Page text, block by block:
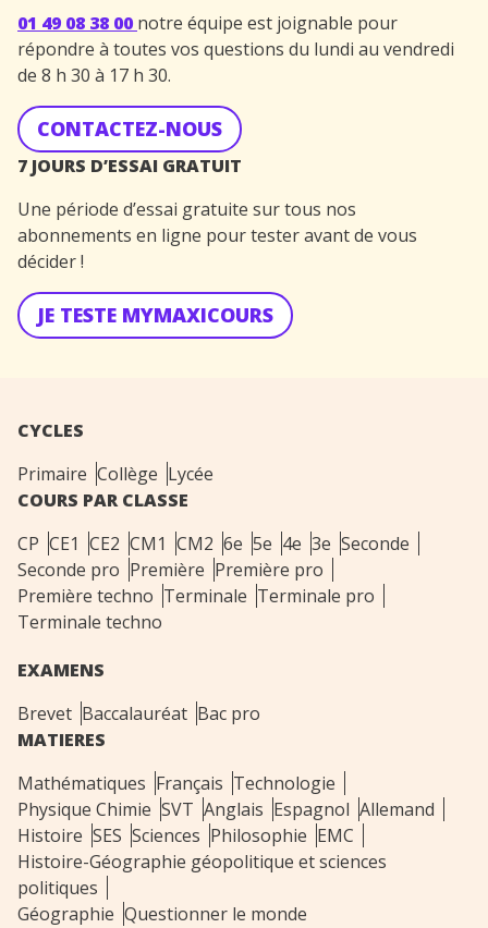
01 49 08 38 00 notre équipe est joignable pour
répondre à toutes vos questions du lundi au vendredi
de 8 h 30 à 17 h 30.
CONTACTEZ-NOUS
7 JOURS D’ESSAI GRATUIT
Une période d’essai gratuite sur tous nos
abonnements en ligne pour tester avant de vous
décider !
JE TESTE MYMAXICOURS
CYCLES
Primaire Collège Lycée
COURS PAR CLASSE
CP CE1 CE2 CM1 CM2 6e 5e 4e 3e Seconde
Seconde pro Première Première pro
Première techno Terminale Terminale pro
Terminale techno
EXAMENS
Brevet Baccalauréat Bac pro
MATIERES
Mathématiques Français Technologie
Physique Chimie SVT Anglais Espagnol Allemand
Histoire SES Sciences Philosophie EMC
Histoire-Géographie géopolitique et sciences
politiques
Géographie Questionner le monde